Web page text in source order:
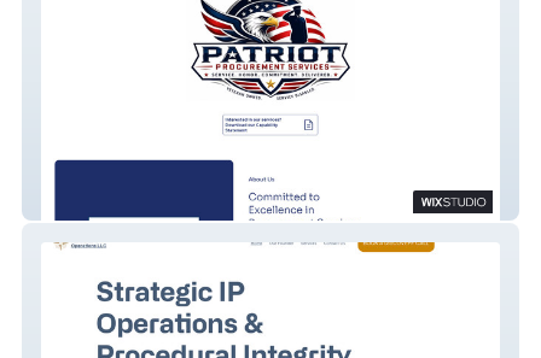
Patriot Procurement Services